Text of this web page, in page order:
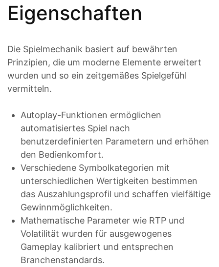
Eigenschaften
Die Spielmechanik basiert auf bewährten
Prinzipien, die um moderne Elemente erweitert
wurden und so ein zeitgemäßes Spielgefühl
vermitteln.
Autoplay-Funktionen ermöglichen
automatisiertes Spiel nach
benutzerdefinierten Parametern und erhöhen
den Bedienkomfort.
Verschiedene Symbolkategorien mit
unterschiedlichen Wertigkeiten bestimmen
das Auszahlungsprofil und schaffen vielfältige
Gewinnmöglichkeiten.
Mathematische Parameter wie RTP und
Volatilität wurden für ausgewogenes
Gameplay kalibriert und entsprechen
Branchenstandards.